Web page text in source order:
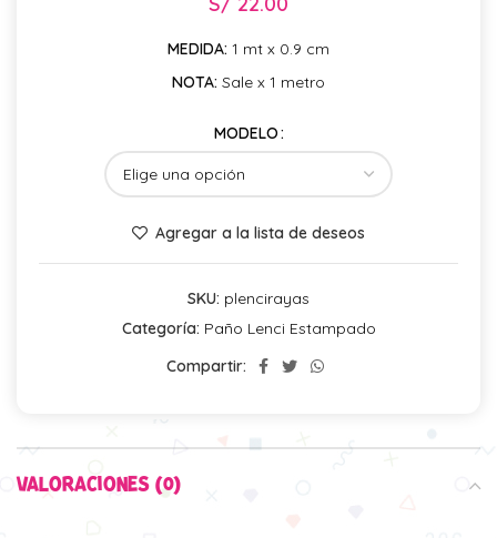
MEDIDA: 1 mt x 0.9 cm
NOTA: Sale x 1 metro
MODELO
Agregar a la lista de deseos
SKU: plencirayas
Categoría: Paño Lenci Estampado
Compartir:
VALORACIONES (0)